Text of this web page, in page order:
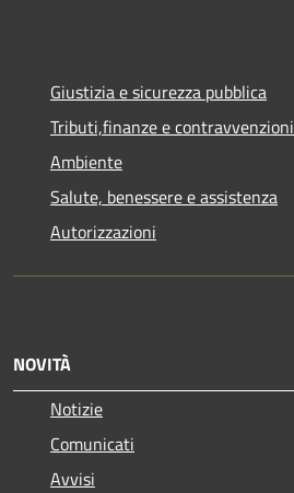
Giustizia e sicurezza pubblica
Tributi,finanze e contravvenzioni
Ambiente
Salute, benessere e assistenza
Autorizzazioni
NOVITÀ
Notizie
Comunicati
Avvisi